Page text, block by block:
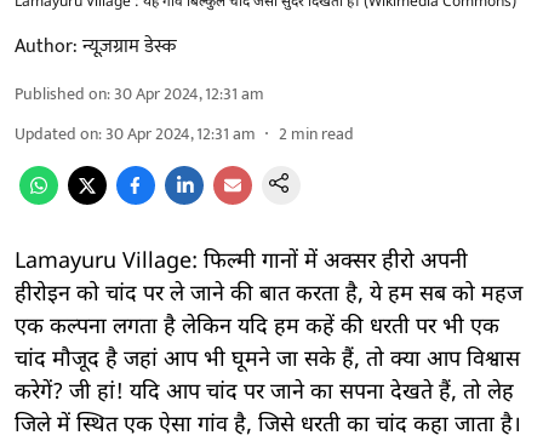
Author:न्यूज़ग्राम डेस्क
Published on:30 Apr 2024, 12:31 am
Updated on:30 Apr 2024, 12:31 am 2min read
Lamayuru Village: फिल्मी गानों में अक्सर हीरो अपनी
हीरोइन को चांद पर ले जाने की बात करता है, ये हम सब को महज
एक कल्पना लगता है लेकिन यदि हम कहें की धरती पर भी एक
चांद मौजूद है जहां आप भी घूमने जा सके हैं, तो क्या आप विश्वास
करेगें? जी हां! यदि आप चांद पर जाने का सपना देखते हैं, तो लेह
जिले में स्थित एक ऐसा गांव है, जिसे धरती का चांद कहा जाता है।